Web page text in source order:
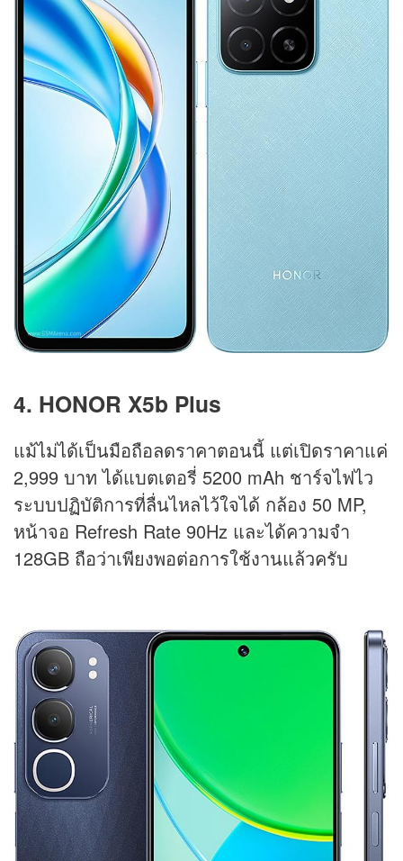
4. HONOR X5b Plus
แม้ไม่ได้เป็นมือถือลดราคาตอนนี้ แต่เปิดราคาแค่
2,999 บาท ได้แบตเตอรี่ 5200 mAh ชาร์จไฟไว
ระบบปฏิบัติการที่ลื่นไหลไว้ใจได้ กล้อง 50 MP,
หน้าจอ Refresh Rate 90Hz และได้ความจำ
128GB ถือว่าเพียงพอต่อการใช้งานแล้วครับ